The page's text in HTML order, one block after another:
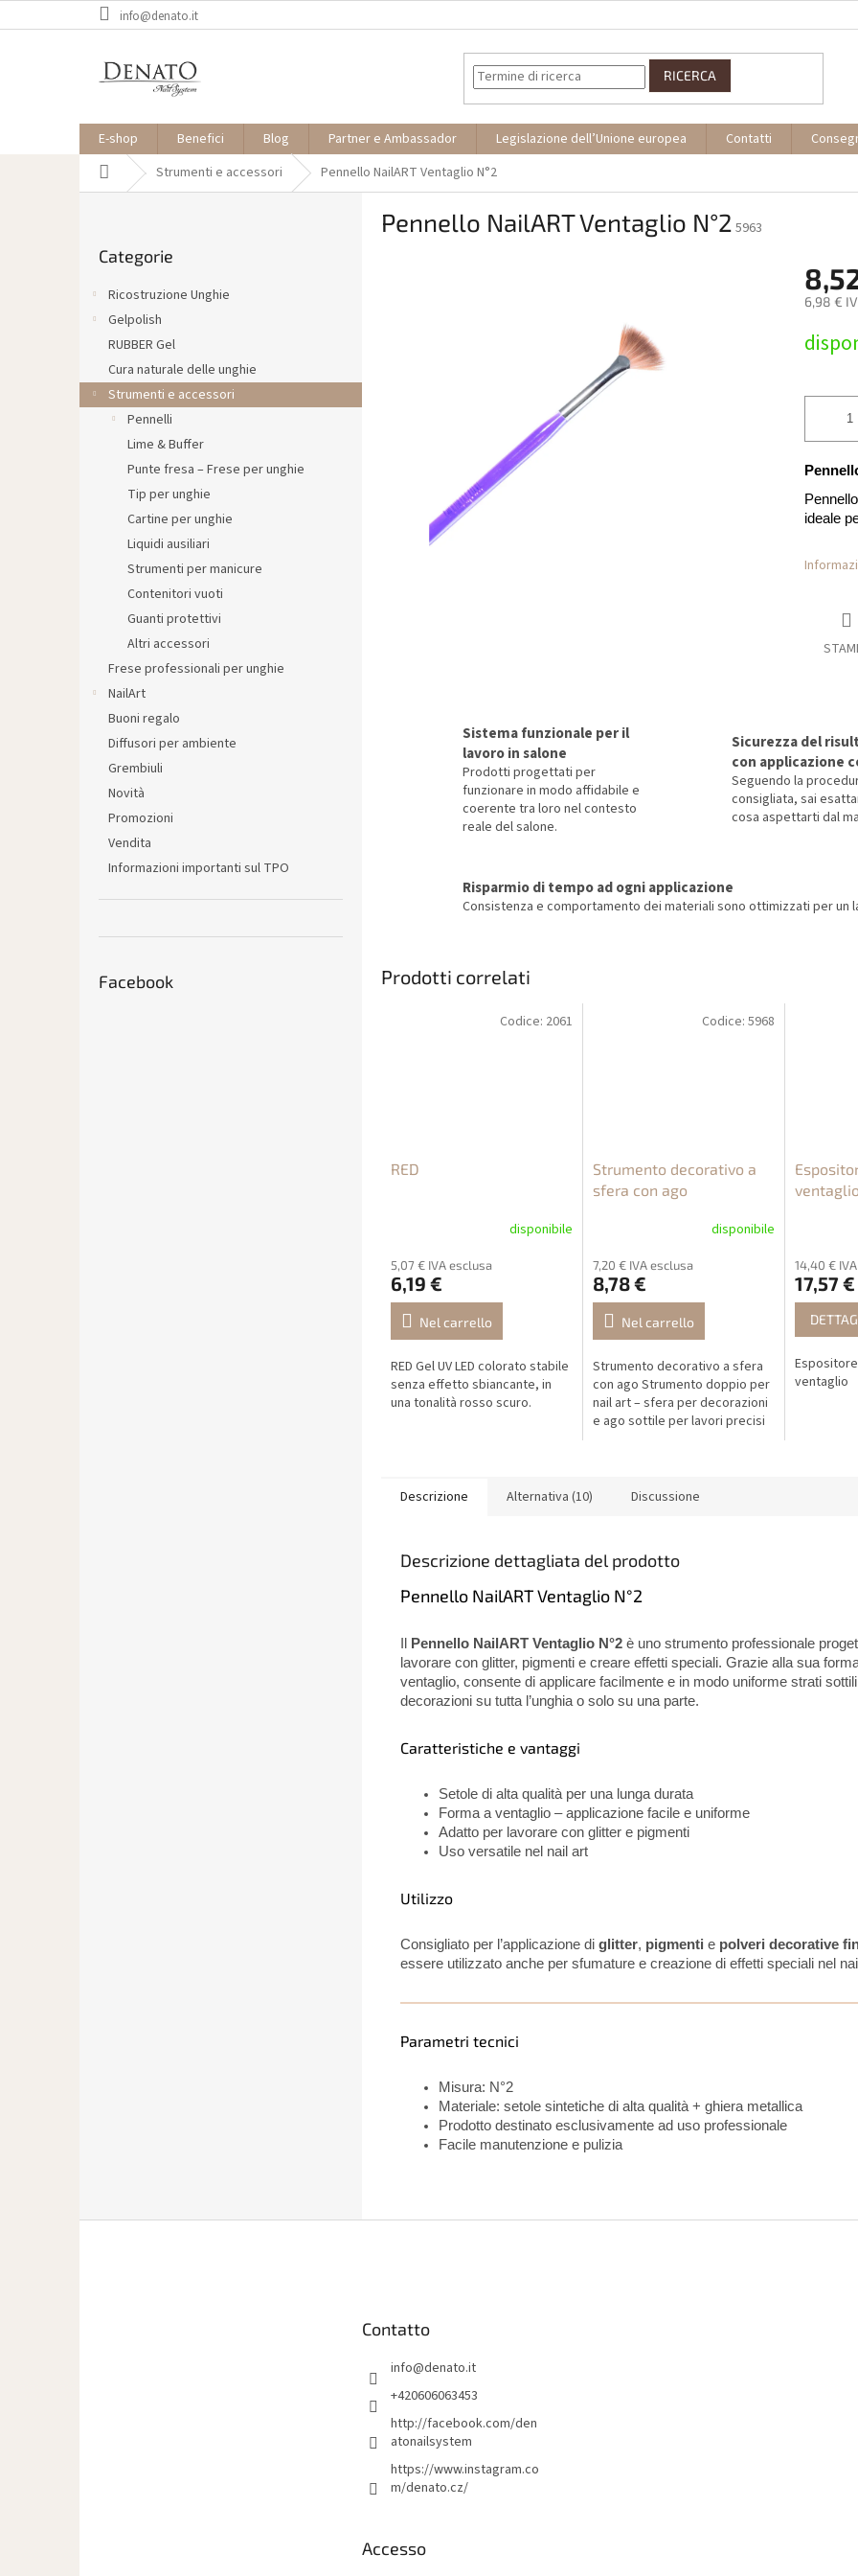
al
info@denato.it
RICERCA
E-shop Benefici Blog Partner e Ambassador Legislazione dell’Unione europea Contatti
Casa Strumenti e accessori Pennello NailART Ventaglio N°2
a
le
Categorie
Ricostruzione Unghie
Gelpolish
RUBBER Gel
Cura naturale delle unghie
Strumenti e accessori
Pennelli
Lime & Buffer
Punte fresa – Frese per unghie
Tip per unghie
Cartine per unghie
Liquidi ausiliari
Strumenti per manicure
Contenitori vuoti
Guanti protettivi
Altri accessori
Frese professionali per unghie
NailArt
Buoni regalo
Diffusori per ambiente
Grembiuli
Novità
Promozioni
Vendita
Informazioni importanti sul TPO
Facebook
Pennello NailART Ventaglio N°2 5963
6,98 €
della
ideale
Sistema funzionale per il
lavoro in salone
Prodotti progettati per
funzionare in modo affidabile e
coerente tra loro nel contesto
reale del salone.
Sicurezza del
con applicazione
Seguendo la
consigliata, sai
cosa aspettarti dal
Risparmio di tempo ad ogni applicazione
Consistenza e comportamento dei materiali sono ottimizzati per un
Prodotti correlati
RED
disponibile
5,07 € IVA esclusa
6,19 €
Nel carrello
RED Gel UV LED colorato stabile
senza effetto sbiancante, in
una tonalità rosso scuro.
Codice: 2061
Strumento decorativo a
sfera con ago
disponibile
7,20 € IVA esclusa
8,78 €
Nel carrello
Strumento decorativo a sfera
con ago Strumento doppio per
nail art – sfera per decorazioni
e ago sottile per lavori precisi
Codice: 5968
ventaglio
14,40 €
17,57 €
ventaglio
Descrizione Alternativa (10) Discussione
Descrizione dettagliata del prodotto
Pennello NailART Ventaglio N°2
Pennello NailART Ventaglio N°2 è uno strumento professionale
lavorare con glitter, pigmenti e creare effetti speciali. Grazie alla sua
ventaglio, consente di applicare facilmente e in modo uniforme strati
decorazioni su tutta l’unghia o solo su una parte.
Caratteristiche e vantaggi
Setole di alta qualità per una lunga durata
Forma a ventaglio – applicazione facile e uniforme
Adatto per lavorare con glitter e pigmenti
Uso versatile nel nail art
Utilizzo
Consigliato per l’applicazione di glitter, pigmenti e polveri decorative
essere utilizzato anche per sfumature e creazione di effetti speciali nel
Parametri tecnici
Misura: N°2
Materiale: setole sintetiche di alta qualità + ghiera metallica
Prodotto destinato esclusivamente ad uso professionale
Facile manutenzione e pulizia
Contatto
info@denato.it
+420606063453
http://facebook.com/den
atonailsystem
https://www.instagram.co
m/denato.cz/
Accesso